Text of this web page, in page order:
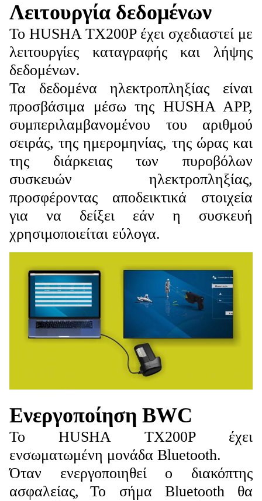
Λειτουργία δεδομένων
Το HUSHA TX200P έχει σχεδιαστεί με
λειτουργίες καταγραφής και λήψης
δεδομένων.
Τα δεδομένα ηλεκτροπληξίας είναι
προσβάσιμα μέσω της HUSHA APP,
συμπεριλαμβανομένου του αριθμού
σειράς, της ημερομηνίας, της ώρας και
της διάρκειας των πυροβόλων
συσκευών ηλεκτροπληξίας,
προσφέροντας αποδεικτικά στοιχεία
για να δείξει εάν η συσκευή
χρησιμοποιείται εύλογα.
Ενεργοποίηση BWC
Το HUSHA TX200P έχει
ενσωματωμένη μονάδα Bluetooth.
Όταν ενεργοποιηθεί ο διακόπτης
ασφαλείας,
Το σήμα Bluetooth θα